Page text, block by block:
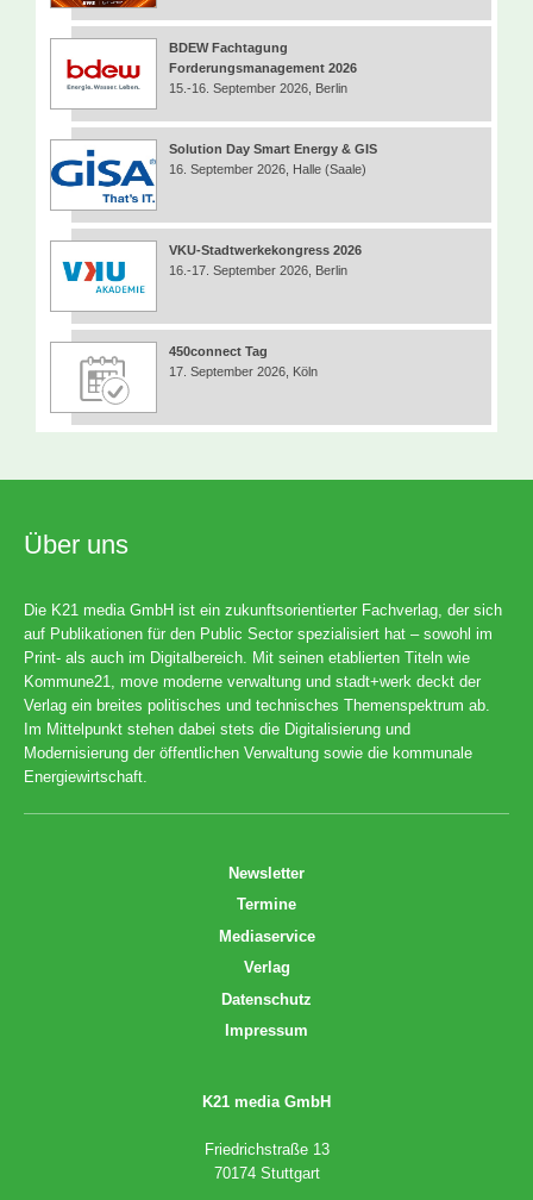
BDEW Fachtagung
Forderungsmanagement 2026
15.-16. September 2026, Berlin
Solution Day Smart Energy & GIS
16. September 2026, Halle (Saale)
VKU-Stadtwerkekongress 2026
16.-17. September 2026, Berlin
450connect Tag
17. September 2026, Köln
Über uns
Die K21 media GmbH ist ein zukunftsorientierter Fachverlag, der sich
auf Publikationen für den Public Sector spezialisiert hat – sowohl im
Print- als auch im Digitalbereich. Mit seinen etablierten Titeln wie
Kommune21, move moderne verwaltung und stadt+werk deckt der
Verlag ein breites politisches und technisches Themenspektrum ab.
Im Mittelpunkt stehen dabei stets die Digitalisierung und
Modernisierung der öffentlichen Verwaltung sowie die kommunale
Energiewirtschaft.
Newsletter
Termine
Mediaservice
Verlag
Datenschutz
Impressum
K21 media GmbH
Friedrichstraße 13
70174 Stuttgart